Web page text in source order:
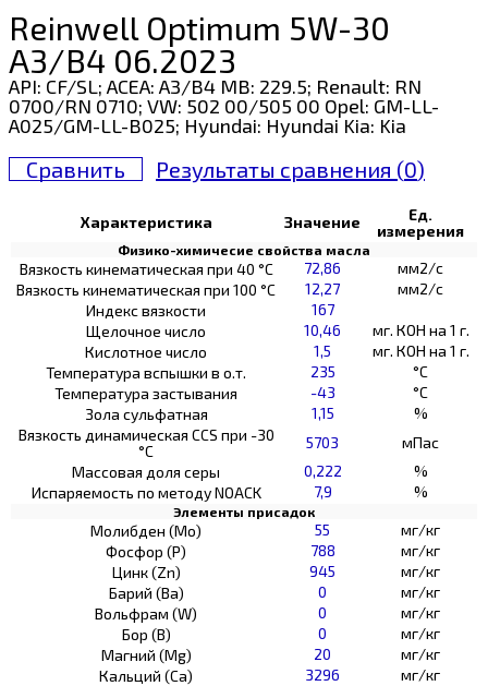
Reinwell Optimum 5W-30
A3/B4 06.2023
API: CF/SL; ACEA: A3/B4 MB: 229.5; Renault: RN
0700/RN 0710; VW: 502 00/505 00 Opel: GM-LL-
A025/GM-LL-B025; Hyundai: Hyundai Kia: Kia
Сравнить Результаты сравнения (0)
Характеристика Значение
Ед.
измерения
Физико-химичесие свойства масла
Вязкость кинематическая при 40 °С 72,86
мм2/с
Вязкость кинематическая при 100 °С
12,27
мм2/с
Индекс вязкости
167
Щелочное число
10,46
мг. КОН на 1 г.
Кислотное число
1,5
мг. КОН на 1 г.
Температура вспышки в о.т.
235
°C
Температура застывания
-43
°C
Зола сульфатная
1,15
%
Вязкость динамическая CCS при -30
°С
5703
мПас
Массовая доля серы
0,222
%
Испаряемость по методу NOACK
7,9 %
Элементы присадок
Молибден (Мо) 55
мг/кг
Фосфор (Р)
788
мг/кг
Цинк (Zn)
945
мг/кг
Барий (Ва)
0
мг/кг
Вольфрам (W)
0
мг/кг
Бор (В)
0
мг/кг
Магний (Mg)
20
мг/кг
Кальций (Са)
3296 мг/кг